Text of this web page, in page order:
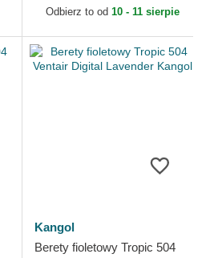
Odbierz to od 10 - 11 sierpie
Kangol
Berety fioletowy Tropic 504